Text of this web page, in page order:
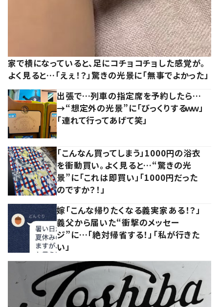
家で横になっていると、足にコチョコチョした感覚が。
よく見ると…「えぇ！？」驚きの光景に「無事でよかった」
出張で…列車の指定席を予約したら…
→“想定外の光景”に「びっくりするｗｗ」
「連れて行ってあげて笑」
「こんなん買ってしまう」1000円の浴衣
を衝動買い。よく見ると…“驚きの光
景”に「これは即買い」「1000円だった
のですか？！」
嫁「こんな帰りたくなる義実家ある！？」
義父から届いた“衝撃のメッセー
ジ”に…「絶対帰省する！」「私が行きた
い」